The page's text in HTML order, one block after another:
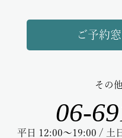
ご予約
その
06-
平日 12:00～19:00 / 土